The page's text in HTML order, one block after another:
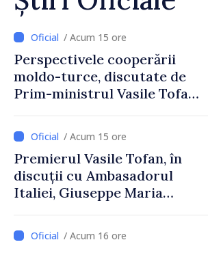
/ Acum 15 ore
Perspectivele cooperării
moldo-turce, discutate de
Prim-ministrul Vasile Tofan
Uygar Mustafa Sertel
/ Acum 15 ore
Premierul Vasile Tofan, în
discuții cu Ambasadorul
Italiei, Giuseppe Maria
/ Acum 16 ore